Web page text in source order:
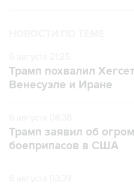
Трамп похвалил
Венесуэле и Иране
Трамп заявил об
боеприпасов в США